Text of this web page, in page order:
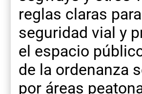
reglas claras
seguridad vial y
el espacio
de la ordenanza
por áreas